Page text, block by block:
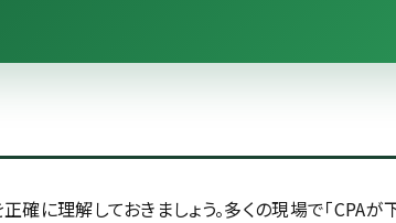
正確に理解しておきましょう。多くの現場で「CPAが